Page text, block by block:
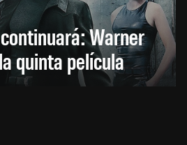
Warner
quinta película